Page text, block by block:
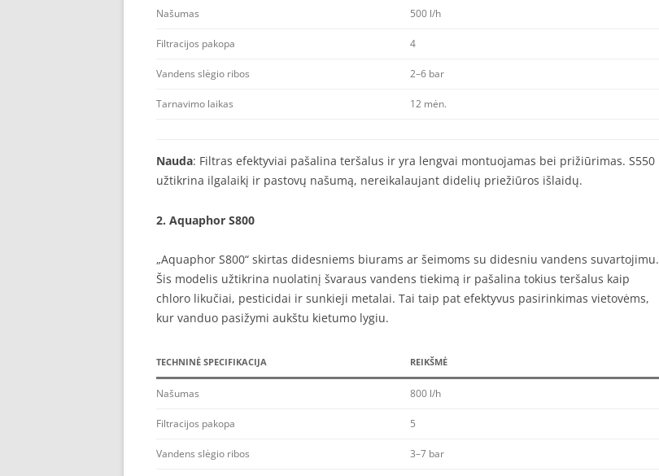
Našumas 500 l/h
Filtracijos pakopa 4
Vandens slėgio ribos 2–6 bar
Tarnavimo laikas 12 mėn.
Nauda: Filtras efektyviai pašalina teršalus ir yra lengvai montuojamas bei prižiūrimas. S550
užtikrina ilgalaikį ir pastovų našumą, nereikalaujant didelių priežiūros išlaidų.
2. Aquaphor S800
„Aquaphor S800“ skirtas didesniems biurams ar šeimoms su didesniu vandens suvartojimu.
Šis modelis užtikrina nuolatinį švaraus vandens tiekimą ir pašalina tokius teršalus kaip
chloro likučiai, pesticidai ir sunkieji metalai. Tai taip pat efektyvus pasirinkimas vietovėms,
kur vanduo pasižymi aukštu kietumo lygiu.
TECHNINĖ SPECIFIKACIJA REIKŠMĖ
Našumas 800 l/h
Filtracijos pakopa 5
Vandens slėgio ribos 3–7 bar